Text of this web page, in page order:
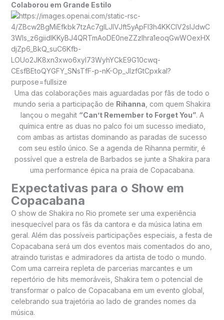
Colaborou em Grande Estilo
Uma das colaborações mais aguardadas por fãs de todo o
mundo seria a participação de Rihanna , com quem Shakira
lançou o megahit “Can’t Remember to Forget You”. A
química entre as duas no palco foi um sucesso imediato,
com ambas as artistas dominando as paradas de sucesso
com seu estilo único. Se a agenda de Rihanna permitir, é
possível que a estrela de Barbados se junte a Shakira para
uma performance épica na praia de Copacabana.
Expectativas para o Show em
Copacabana
O show de Shakira no Rio promete ser uma experiência
inesquecível para os fãs da cantora e da música latina em
geral. Além das possíveis participações especiais, a festa de
Copacabana será um dos eventos mais comentados do ano,
atraindo turistas e admiradores da artista de todo o mundo.
Com uma carreira repleta de parcerias marcantes e um
repertório de hits memoráveis, Shakira tem o potencial de
transformar o palco de Copacabana em um evento global,
celebrando sua trajetória ao lado de grandes nomes da
música.